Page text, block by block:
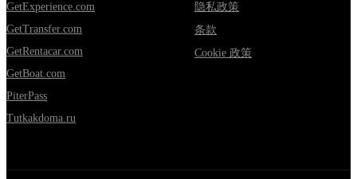
GetExperience.com
GetTransfer.com
GetRentacar.com
GetBoat.com
PiterPass
Tutkakdoma.ru
隐私政策
条款
Cookie 政策